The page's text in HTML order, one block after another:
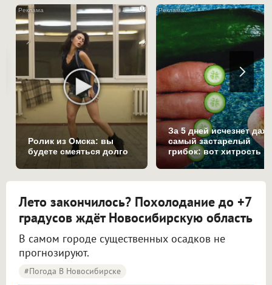
i
Ролик из Омска: вы
будете смеяться долго
За 5 дней исчезнет
самый застарелый
грибок: вот хитрость
Лето закончилось? Похолодание до +7
градусов ждёт Новосибирскую область
В самом городе существенных осадков не
прогнозируют.
#Погода В Новосибирске